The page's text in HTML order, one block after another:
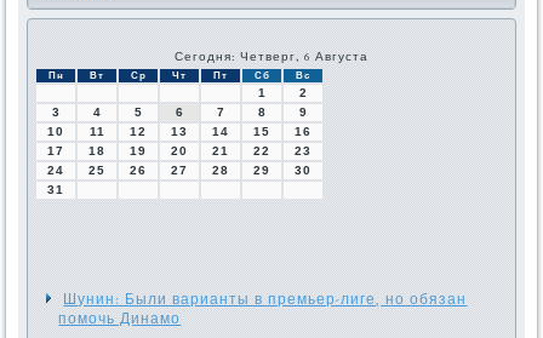
Сегодня: Четверг, 6 Августа
Пн Вт Ср Чт Пт Сб Вс
1
2
3
4 5 6 7 8
9
10
11 12 13 14 15
16
17
18 19 20 21 22
23
24
25 26 27 28 29
30
31
Шунин: Были варианты в премьер-лиге, но обязан
помочь Динамо